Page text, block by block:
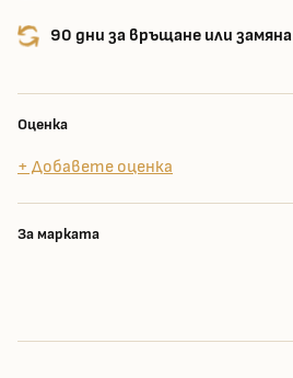
90 дни за връщане или замяна
Оценка
+ Добавете оценка
За марката